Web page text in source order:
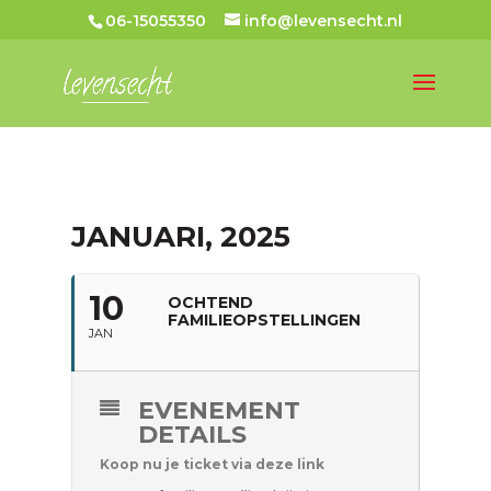
06-15055350 info@levensecht.nl
JANUARI, 2025
10
JAN
OCHTEND
FAMILIEOPSTELLINGEN
EVENEMENT
DETAILS
Koop nu je ticket via deze link